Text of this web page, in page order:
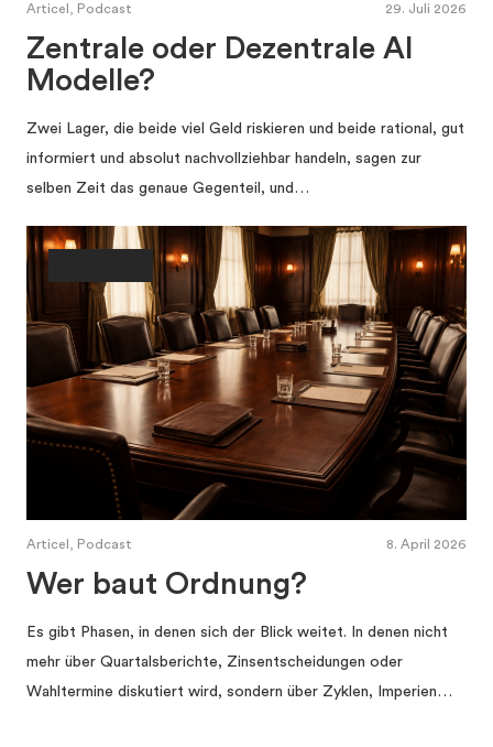
Articel, Podcast 29. Juli 2026
Zentrale oder Dezentrale AI
Modelle?
Zwei Lager, die beide viel Geld riskieren und beide rational, gut
informiert und absolut nachvollziehbar handeln, sagen zur
selben Zeit das genaue Gegenteil, und…
Articel, Podcast 8. April 2026
Wer baut Ordnung?
Es gibt Phasen, in denen sich der Blick weitet. In denen nicht
mehr über Quartalsberichte, Zinsentscheidungen oder
Wahltermine diskutiert wird, sondern über Zyklen, Imperien…